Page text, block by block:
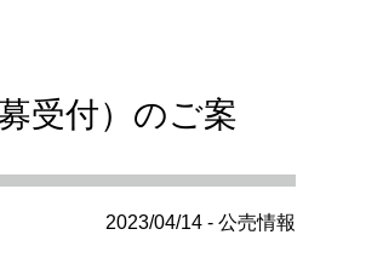
受付）のご案
2023/04/14 - 公売情報